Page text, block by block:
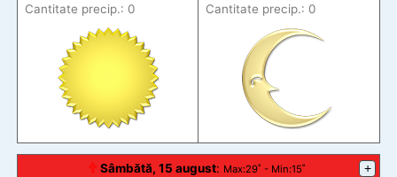
Cantitate precip.: 0
Cantitate precip.: 0
🕆 Sâmbătă, 15 august: Max:29˚ - Min:15˚ +